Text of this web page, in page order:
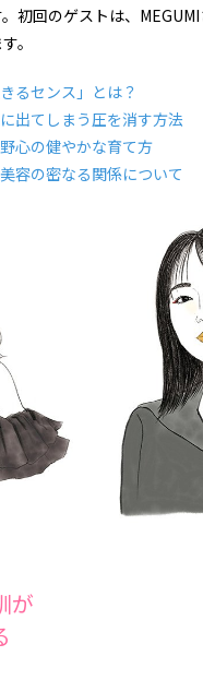
初回のゲストは、
。
るセンス」とは？
出てしまう圧を消す方法
心の健やかな育て方
容の密なる関係について
が